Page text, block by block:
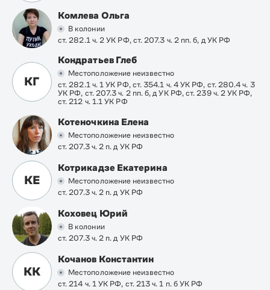
Комлева Ольга
В колонии
ст. 282.1 ч. 2 УК РФ, ст. 207.3 ч. 2 пп. б, д УК РФ
КГ
Кондратьев Глеб
Местоположение неизвестно
ст. 282.1 ч. 1 УК РФ, ст. 354.1 ч. 4 УК РФ, ст. 280.4 ч. 3
УК РФ, ст. 207.3 ч. 2 пп. б, д УК РФ, ст. 239 ч. 2 УК РФ,
ст. 212 ч. 1.1 УК РФ
Котеночкина Елена
Местоположение неизвестно
ст. 207.3 ч. 2 п. д УК РФ
КЕ
Котрикадзе Екатерина
Местоположение неизвестно
ст. 207.3 ч. 2 п. д УК РФ
Коховец Юрий
В колонии
ст. 207.3 ч. 2 п. д УК РФ
КК
Кочанов Константин
Местоположение неизвестно
ст. 214 ч. 1 УК РФ, ст. 213 ч. 1 п. б УК РФ